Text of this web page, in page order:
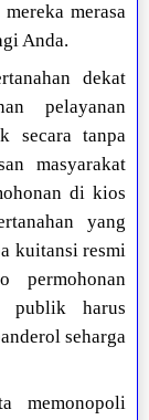
merasa
Anda.
dekat
pelayanan
secara tanpa
masyarakat
di kios
yang
kuitansi resmi
permohonan
publik harus
seharga
memonopoli